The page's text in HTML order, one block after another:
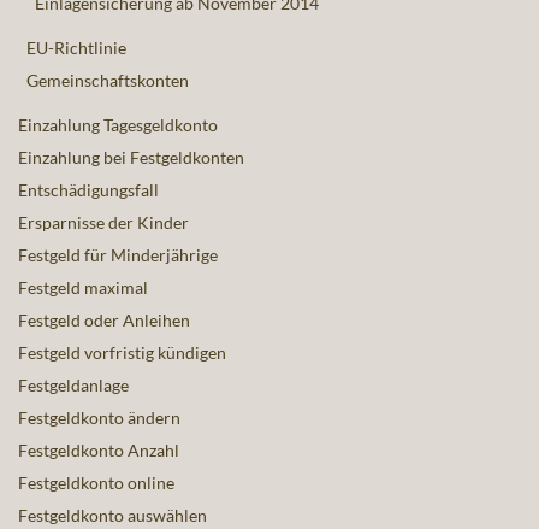
EU-Richtlinie
Gemeinschaftskonten
Einzahlung Tagesgeldkonto
Einzahlung bei Festgeldkonten
Entschädigungsfall
Ersparnisse der Kinder
Festgeld für Minderjährige
Festgeld maximal
Festgeld oder Anleihen
Festgeld vorfristig kündigen
Festgeldanlage
Festgeldkonto ändern
Festgeldkonto Anzahl
Festgeldkonto online
Festgeldkonto auswählen